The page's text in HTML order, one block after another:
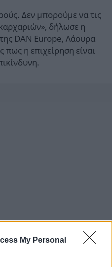
My Personal
Δεν μπορούμε να τις
δήλωσε η
DAN Europe, Λάουρα
η επιχείρηση είναι